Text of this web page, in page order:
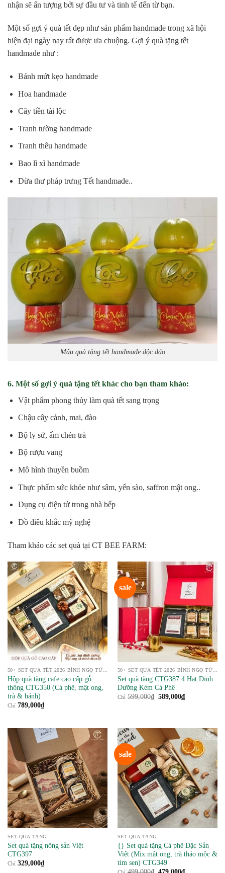
nhận sẽ ấn tượng bởi sự đầu tư và tinh tế đến từ bạn.
Một số gợi ý quà tết đẹp như sản phẩm handmade trong xã hội
hiện đại ngày nay rất được ưa chuộng. Gợi ý quà tặng tết
handmade như :
Bánh mứt kẹo handmade
Hoa handmade
Cây tiền tài lộc
Tranh tường handmade
Tranh thêu handmade
Bao lì xì handmade
Dừa thư pháp trưng Tết handmade..
Mẫu quà tặng tết handmade độc đáo
6. Một số gợi ý quà tặng tết khác cho bạn tham khảo:
Vật phẩm phong thủy làm quà tết sang trọng
Chậu cây cảnh, mai, đào
Bộ ly sứ, ấm chén trà
Bộ rượu vang
Mô hình thuyền buồm
Thực phẩm sức khỏe như sâm, yến sào, saffron mật ong..
Dụng cụ điện tử trong nhà bếp
Đồ điêu khắc mỹ nghệ
Tham khảo các set quà tại CT BEE FARM:
50+ SET QUÀ TẾT 2026 BÍNH NGỌ TỪ NÔNG SẢN
Hộp quà tặng cafe cao cấp gỗ
thông CTG350 (Cà phê, mật ong,
trà & bánh)
Chỉ 789,000₫
sale
50+ SET QUÀ TẾT 2026 BÍNH NGỌ TỪ NÔNG SẢN
Set quà tặng CTG387 4 Hạt Dinh
Dưỡng Kèm Cà Phê
Chỉ 599,000₫ Giá
589,000₫Giá
SET QUÀ TẶNG
Set quà tặng nông sản Việt
CTG397
Chỉ 329,000₫
sale
SET QUÀ TẶNG
{} Set quà tặng Cà phê Đặc Sản
Việt (Mix mật ong, trà thảo mộc &
tim sen) CTG349
Giá
Giá